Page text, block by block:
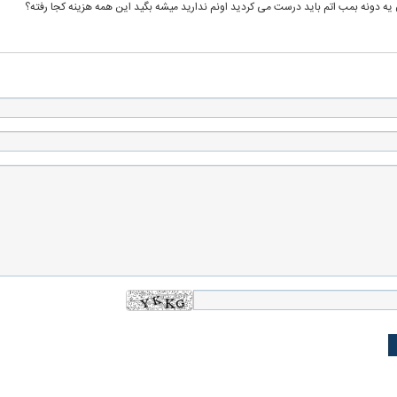
یه دونه بمب اتم باید درست می کردید اونم ندارید میشه بگید این همه هزینه کجا رفته؟
به کویت با
سخنرانی دیده نشده آیت‌الله هاشمی
رفسنجانی درباره پذیرش قطع نامه۵۹۸
ببینید| انیمیشن
جنگنده اف-۵